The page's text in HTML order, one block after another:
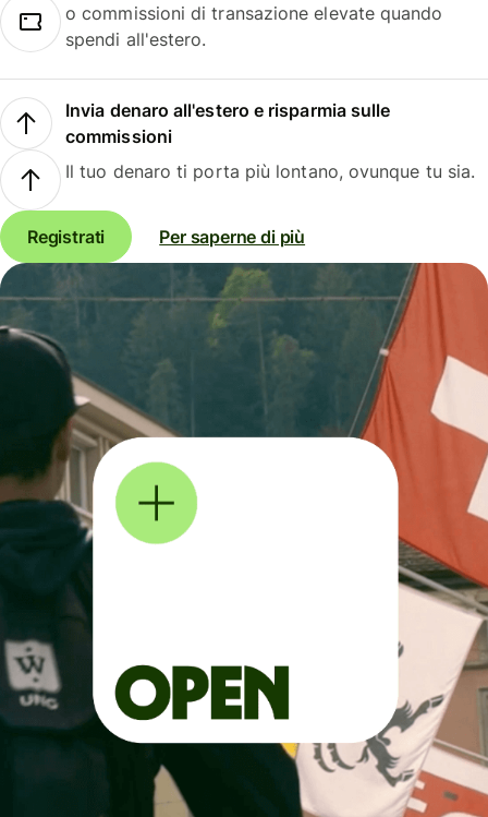
o commissioni di transazione elevate quando
spendi all'estero.
Invia denaro all'estero e risparmia sulle
commissioni
Il tuo denaro ti porta più lontano, ovunque tu sia.
Registrati Per saperne di più